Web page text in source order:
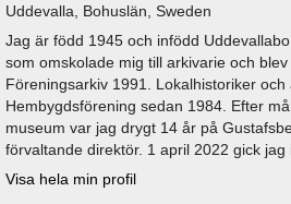
Uddevalla, Bohuslän, Sweden
Jag är född 1945 och infödd
som omskolade mig till arkivarie och
Föreningsarkiv 1991. Lokalhistoriker
Hembygdsförening sedan 1984. Efter
museum var jag drygt 14 år på
förvaltande direktör. 1 april 2022 gick jag
Visa hela min profil